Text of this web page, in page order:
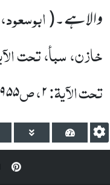
والاہے۔(
خازن، سبأ، تحت
تحت الآیۃ:۲، ص۹۵۵